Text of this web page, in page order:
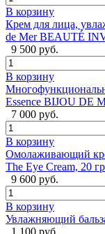
В корзину
Крем для лица,
de Mer BEAUTÉ
9 500 руб.
В корзину
Essence BIJOU DE
7 000 руб.
В корзину
Омолаживающий
The Eye Cream, 20
9 600 руб.
В корзину
Увлажняющий
1 100 руб.